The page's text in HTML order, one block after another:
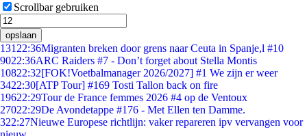
Scrollbar gebruiken
opslaan
131 22:36Migranten breken door grens naar Ceuta in Spanje,l #10
9022:36ARC Raiders #7 - Don’t forget about Stella Montis
10822:32[FOK!Voetbalmanager 2026/2027] #1 We zijn er weer
3422:30[ATP Tour] #169 Tosti Tallon back on fire
19622:29Tour de France femmes 2026 #4 op de Ventoux
27022:29De Avondetappe #176 - Met Ellen ten Damme.
322:27Nieuwe Europese richtlijn: vaker repareren ipv vervangen voor